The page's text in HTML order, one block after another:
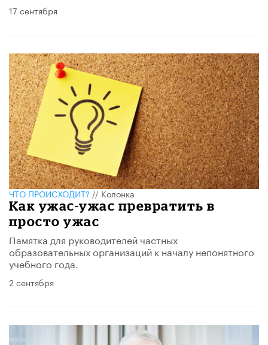
17 сентября
ЧТО ПРОИСХОДИТ?//Колонка
Как ужас-ужас превратить в
просто ужас
Памятка для руководителей частных
образовательных организаций к началу непонятного
учебного года.
2 сентября